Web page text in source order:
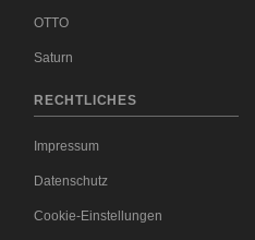
OTTO
Saturn
RECHTLICHES
Impressum
Datenschutz
Cookie-Einstellungen